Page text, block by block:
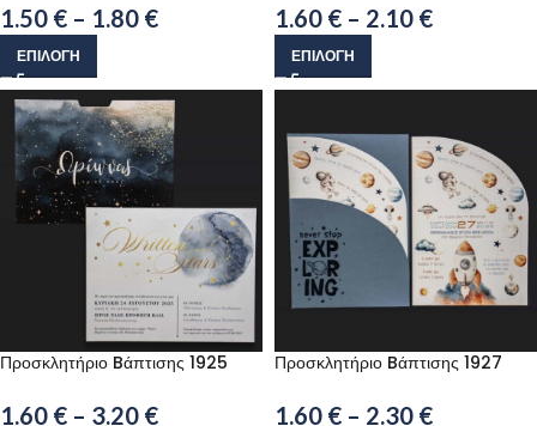
1.50 € – 1.80 €
ΕΠΙΛΟΓΉ
1.60 € – 2.10 €
ΕΠΙΛΟΓΉ
Προσκλητήριο Bάπτισης 1925
1.60 € – 3.20 €
Προσκλητήριο Bάπτισης 1927
1.60 € – 2.30 €